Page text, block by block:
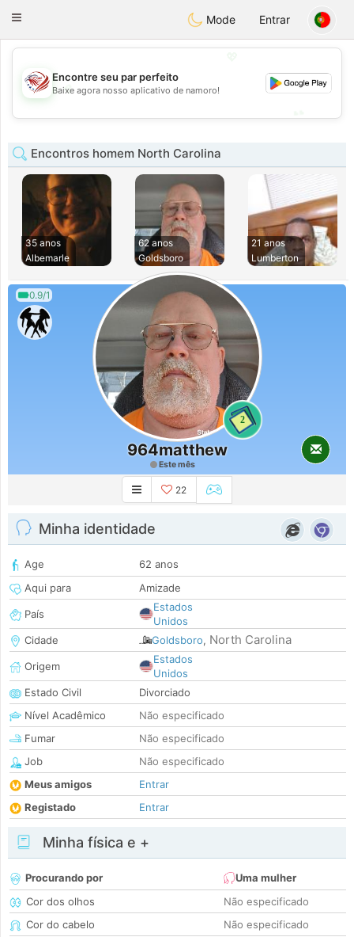
Dating
Toggle
Mode Entrar
💖
💕
Encontre seu par perfeito
Baixe agora nosso aplicativo de namoro!
Encontros homem North Carolina
35 anos
Albemarle
62 anos
Goldsboro
21 anos
Lumberton
0.9/1
2
964matthew
Este mês
22
Minha identidade
Age
62 anos
Aqui para
Amizade
País
Estados
Unidos
Cidade
Goldsboro, North Carolina
Origem
Estados
Unidos
Estado Civil
Divorciado
Nível Acadêmico
Não especificado
Fumar
Não especificado
Job
Não especificado
Meus amigos
Entrar
Registado
Entrar
Minha física e +
Procurando por
Uma mulher
Cor dos olhos
Não especificado
Cor do cabelo
Não especificado